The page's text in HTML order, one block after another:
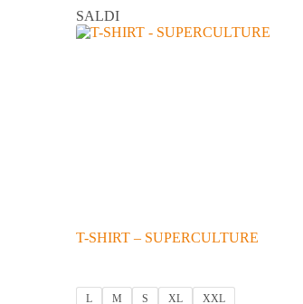
opzioni
possono
SALDI
T-SHIRT – SUPERCULTURE
L M S XL XXL